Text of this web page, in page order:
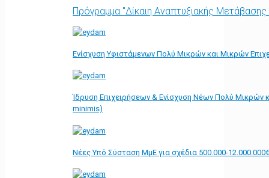
Πρόγραμμα "Δίκαιη Αναπτυξιακής
Ενίσχυση Υφιστάμενων Πολύ Μικρών και Μικρών
Ίδρυση Επιχειρήσεων & Ενίσχυση Νέων Πολύ Μικρών
minimis)
Νέες Υπό Σύσταση ΜμΕ για σχέδια 500.000-